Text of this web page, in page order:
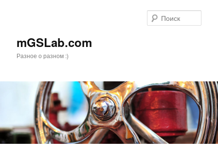
mGSLab.com
Разное о разном :)